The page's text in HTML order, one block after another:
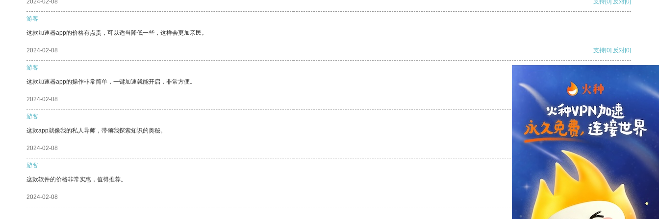
2024-02-08 支持[0] 反对[0]
游客
这款加速器app的价格有点贵，可以适当降低一些，这样会更加亲民。
2024-02-08 支持[0] 反对[0]
游客
这款加速器app的操作非常简单，一键加速就能开启，非常方便。
2024-02-08
游客
这款app就像我的私人导师，带领我探索知识的奥秘。
2024-02-08 反对
游客
这款软件的价格非常实惠，值得推荐。
2024-02-08 反对[0]